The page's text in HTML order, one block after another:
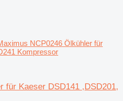
NCP0246 Ölkühler für
Kompressor
für Kaeser DSD141 ,DSD201,